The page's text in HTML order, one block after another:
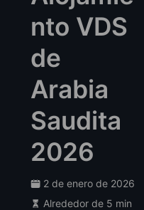
nto VDS
de
Arabia
Saudita
2026
2 de enero de 2026
Alrededor de 5 min